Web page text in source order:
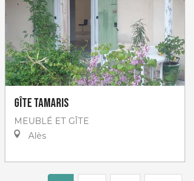
Gîte Tamaris
MEUBLÉ ET GÎTE
Alès